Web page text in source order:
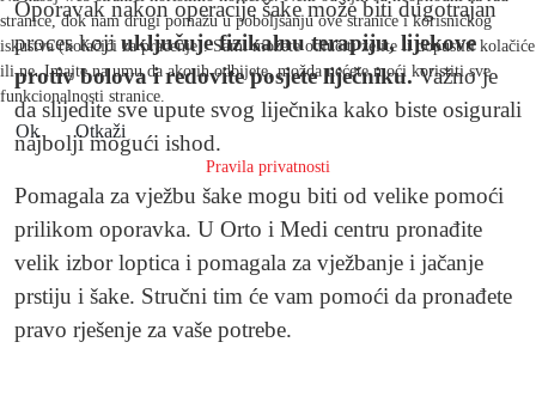
Oporavak nakon operacije šake može biti dugotrajan
proces kojiuključuje fizikalnu terapiju, lijekove
protiv bolova i redovite posjete liječniku.Važno je
da slijedite sve upute svog liječnika kako biste osigurali
najbolji mogući ishod.
Pomagala za vježbu šake mogu biti od velike pomoći
prilikom oporavka. U Orto i Medi centru pronađite
velik izbor loptica i pomagala za vježbanje i jačanje
prstiju i šake. Stručni tim će vam pomoći da pronađete
pravo rješenje za vaše potrebe.
stranice, dok nam drugi pomažu u poboljšanju ove stranice i korisničkog
iskustva (kolačići za praćenje). Sami možete odlučiti želite li dopustiti kolačiće
ili ne. Imajte na umu da ako ih odbijete, možda nećete moći koristiti sve
funkcionalnosti stranice.
Ok Otkaži
Pravila privatnosti